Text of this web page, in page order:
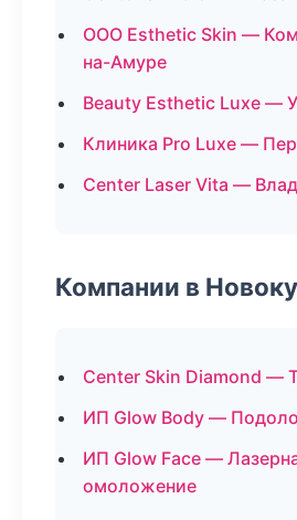
ООО Esthetic Skin —
на-Амуре
Beauty Esthetic Luxe —
Клиника Pro Luxe —
Center Laser Vita —
Компании в
Center Skin Diamond —
ИП Glow Body —
ИП Glow Face —
омоложение